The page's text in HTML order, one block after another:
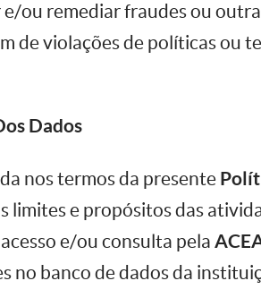
ou remediar fraudes ou
de violações de políticas ou
Dados
nos termos da presente
limites e propósitos das
e/ou consulta pela
no banco de dados da